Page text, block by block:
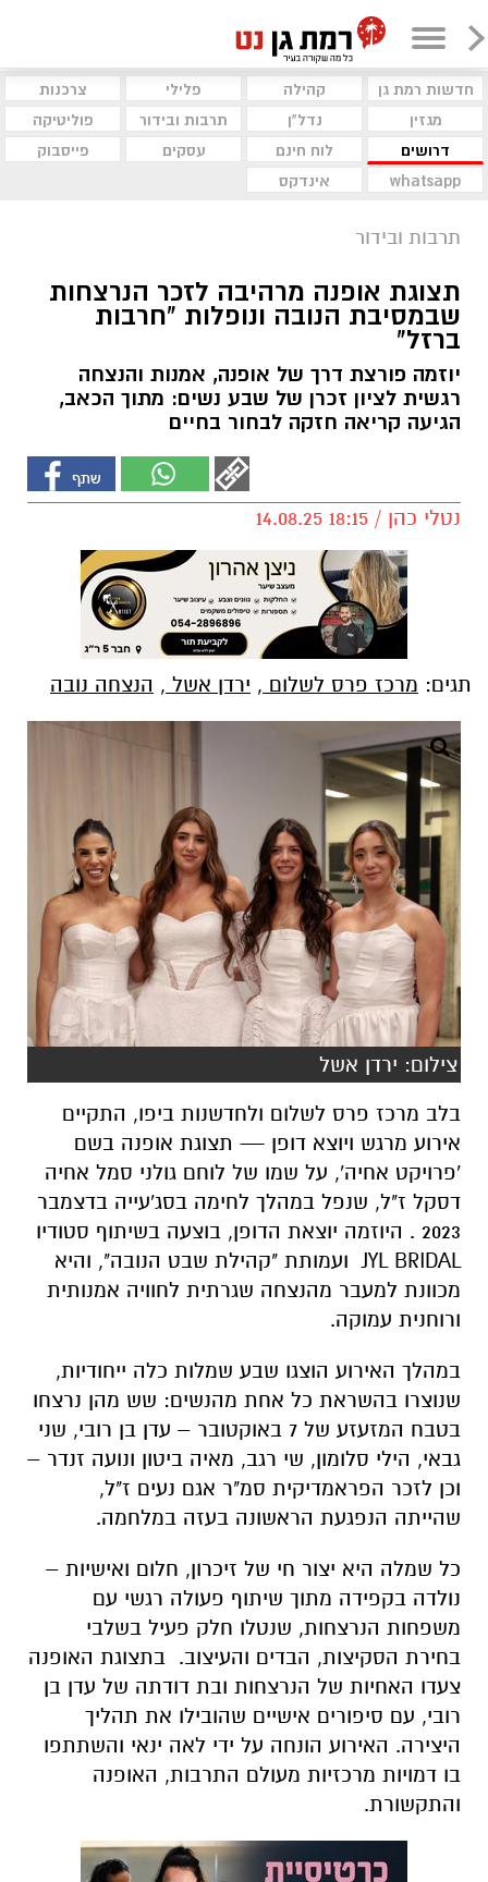
חדשות רמת גן קהילה פלילי
צרכנות
מגזין
נדל"ן תרבות ובידור
פוליטיקה
דרושים
לוח חינם עסקים
פייסבוק
whatsapp
אינדקס
תרבות ובידור
תצוגת אופנה מרהיבה לזכר הנרצחות
שבמסיבת הנובה ונופלות "חרבות
ברזל"
יוזמה פורצת דרך של אופנה, אמנות והנצחה
רגשית לציון זכרן של שבע נשים: מתוך הכאב,
הגיעה קריאה חזקה לבחור בחיים
נטלי כהן / 18:15 14.08.25
תגים: מרכז פרס לשלום , ירדן אשל , הנצחה נובה
צילום: ירדן אשל
בלב מרכז פרס לשלום ולחדשנות ביפו, התקיים
אירוע מרגש ויוצא דופן — תצוגת אופנה בשם
'פרויקט אחיה', על שמו של לוחם גולני סמל אחיה
דסקל ז"ל, שנפל במהלך לחימה בסג'עייה בדצמבר
2023 . היוזמה יוצאת הדופן, בוצעה בשיתוף סטודיו
JYL BRIDAL ועמותת "קהילת שבט הנובה", והיא
מכוונת למעבר מהנצחה שגרתית לחוויה אמנותית
ורוחנית עמוקה.
במהלך האירוע הוצגו שבע שמלות כלה ייחודיות,
שנוצרו בהשראת כל אחת מהנשים: שש מהן נרצחו
בטבח המזעזע של 7 באוקטובר – עדן בן רובי, שני
גבאי, הילי סלומון, שי רגב, מאיה ביטון ונועה זנדר –
וכן לזכר הפראמדיקית סמ"ר אגם נעים ז"ל,
שהייתה הנפגעת הראשונה בעזה במלחמה.
כל שמלה היא יצור חי של זיכרון, חלום ואישיות –
נולדה בקפידה מתוך שיתוף פעולה רגשי עם
משפחות הנרצחות, שנטלו חלק פעיל בשלבי
בחירת הסקיצות, הבדים והעיצוב. בתצוגת האופנה
צעדו האחיות של הנרצחות ובת דודתה של עדן בן
רובי, עם סיפורים אישיים שהובילו את תהליך
היצירה. האירוע הונחה על ידי לאה ינאי והשתתפו
בו דמויות מרכזיות מעולם התרבות, האופנה
והתקשורת.